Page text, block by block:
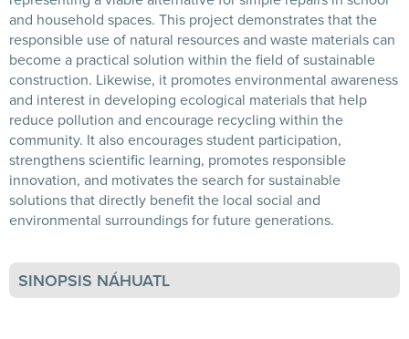
and household spaces. This project demonstrates that the
responsible use of natural resources and waste materials can
become a practical solution within the field of sustainable
construction. Likewise, it promotes environmental awareness
and interest in developing ecological materials that help
reduce pollution and encourage recycling within the
community. It also encourages student participation,
strengthens scientific learning, promotes responsible
innovation, and motivates the search for sustainable
solutions that directly benefit the local social and
environmental surroundings for future generations.
SINOPSIS NÁHUATL